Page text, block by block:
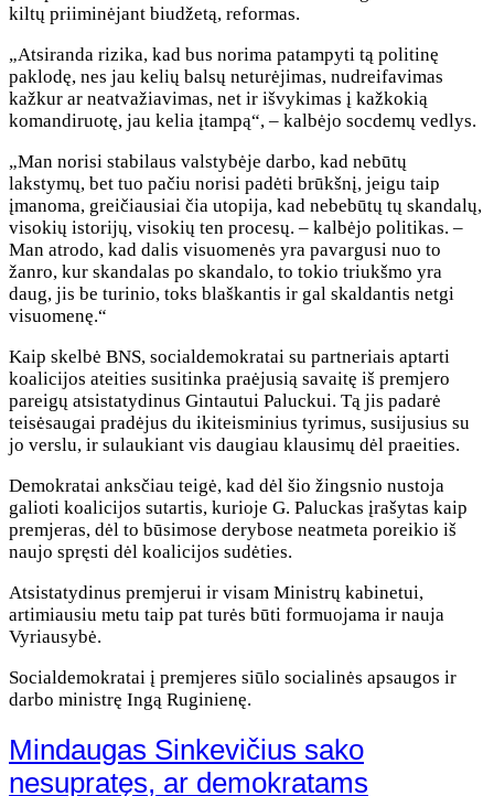
kiltų priiminėjant biudžetą, reformas.
„Atsiranda rizika, kad bus norima patampyti tą politinę
paklodę, nes jau kelių balsų neturėjimas, nudreifavimas
kažkur ar neatvažiavimas, net ir išvykimas į kažkokią
komandiruotę, jau kelia įtampą“, – kalbėjo socdemų vedlys.
„Man norisi stabilaus valstybėje darbo, kad nebūtų
lakstymų, bet tuo pačiu norisi padėti brūkšnį, jeigu taip
įmanoma, greičiausiai čia utopija, kad nebebūtų tų skandalų,
visokių istorijų, visokių ten procesų. – kalbėjo politikas. –
Man atrodo, kad dalis visuomenės yra pavargusi nuo to
žanro, kur skandalas po skandalo, to tokio triukšmo yra
daug, jis be turinio, toks blaškantis ir gal skaldantis netgi
visuomenę.“
Kaip skelbė BNS, socialdemokratai su partneriais aptarti
koalicijos ateities susitinka praėjusią savaitę iš premjero
pareigų atsistatydinus Gintautui Paluckui. Tą jis padarė
teisėsaugai pradėjus du ikiteisminius tyrimus, susijusius su
jo verslu, ir sulaukiant vis daugiau klausimų dėl praeities.
Demokratai anksčiau teigė, kad dėl šio žingsnio nustoja
galioti koalicijos sutartis, kurioje G. Paluckas įrašytas kaip
premjeras, dėl to būsimose derybose neatmeta poreikio iš
naujo spręsti dėl koalicijos sudėties.
Atsistatydinus premjerui ir visam Ministrų kabinetui,
artimiausiu metu taip pat turės būti formuojama ir nauja
Vyriausybė.
Socialdemokratai į premjeres siūlo socialinės apsaugos ir
darbo ministrę Ingą Ruginienę.
Mindaugas Sinkevičius sako
nesupratęs, ar demokratams